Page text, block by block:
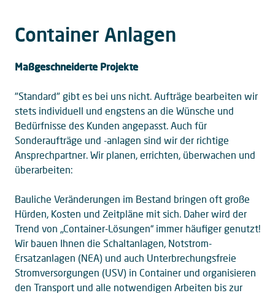
Container Anlagen
Maßgeschneiderte Projekte
"Standard" gibt es bei uns nicht. Aufträge bearbeiten wir
stets individuell und engstens an die Wünsche und
Bedürfnisse des Kunden angepasst. Auch für
Sonderaufträge und -anlagen sind wir der richtige
Ansprechpartner. Wir planen, errichten, überwachen und
überarbeiten:
Bauliche Veränderungen im Bestand bringen oft große
Hürden, Kosten und Zeitpläne mit sich. Daher wird der
Trend von „Container-Lösungen“ immer häufiger genutzt!
Wir bauen Ihnen die Schaltanlagen, Notstrom-
Ersatzanlagen (NEA) und auch Unterbrechungsfreie
Stromversorgungen (USV) in Container und organisieren
den Transport und alle notwendigen Arbeiten bis zur